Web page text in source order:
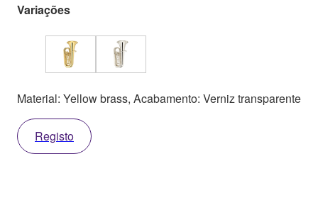
Variações
Material: Yellow brass, Acabamento: Verniz transparente
Registo